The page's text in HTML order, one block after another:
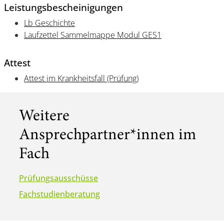
Leistungsbescheinigungen
Lb Geschichte
Laufzettel Sammelmappe Modul GES1
Attest
Attest im Krankheitsfall (Prüfung)
Weitere
Ansprechpartner*innen im
Fach
Prüfungsausschüsse
Fachstudienberatung